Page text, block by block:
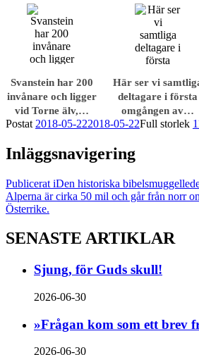
Svanstein har 200
invånare och ligger
vid Torne älv,…
Här ser vi
deltagare i första
omgången av…
Postat 2018-05-222018-05-22Full storlek
Inläggsnavigering
Publicerat iDen historiska
Alperna är cirka 50 mil och går från norr
Österrike.
SENASTE ARTIKLAR
Sjung, för Guds skull!
2026-06-30
»Frågan kom som ett brev
2026-06-30